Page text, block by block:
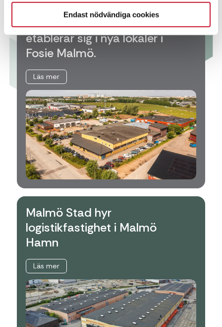
Endast nödvändiga cookies
Kenneths Däck i Malmö AB
etablerar sig i nya lokaler i
Fosie Malmö.
Läs mer
Malmö Stad hyr
logistikfastighet i Malmö
Hamn
Läs mer